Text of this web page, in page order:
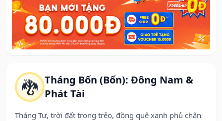
🐉 Tháng Bốn (Bốn): Đông Nam &
Phát Tài
Tháng Tư, trời đất trong trẻo, đồng quê xanh phủ chân